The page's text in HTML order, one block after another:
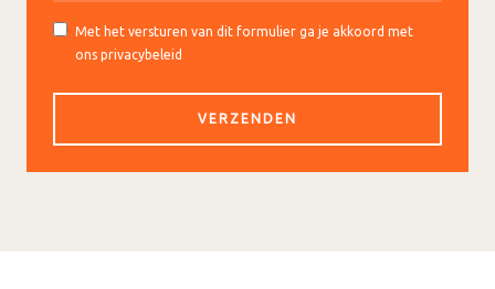
Met het versturen van dit formulier ga je akkoord met
ons privacybeleid